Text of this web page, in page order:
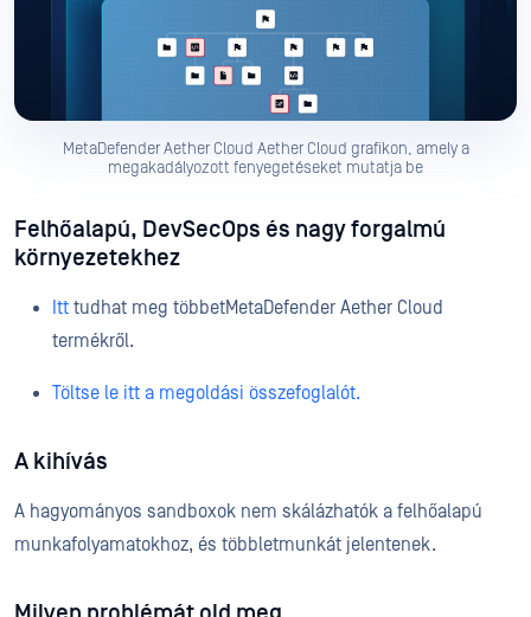
MetaDefender Aether Cloud Aether Cloud grafikon, amely a
megakadályozott fenyegetéseket mutatja be
Felhőalapú, DevSecOps és nagy forgalmú
környezetekhez
Itt tudhat meg többetMetaDefender Aether Cloud
termékről.
Töltse le itt a megoldási összefoglalót.
A kihívás
A hagyományos sandboxok nem skálázhatók a felhőalapú
munkafolyamatokhoz, és többletmunkát jelentenek.